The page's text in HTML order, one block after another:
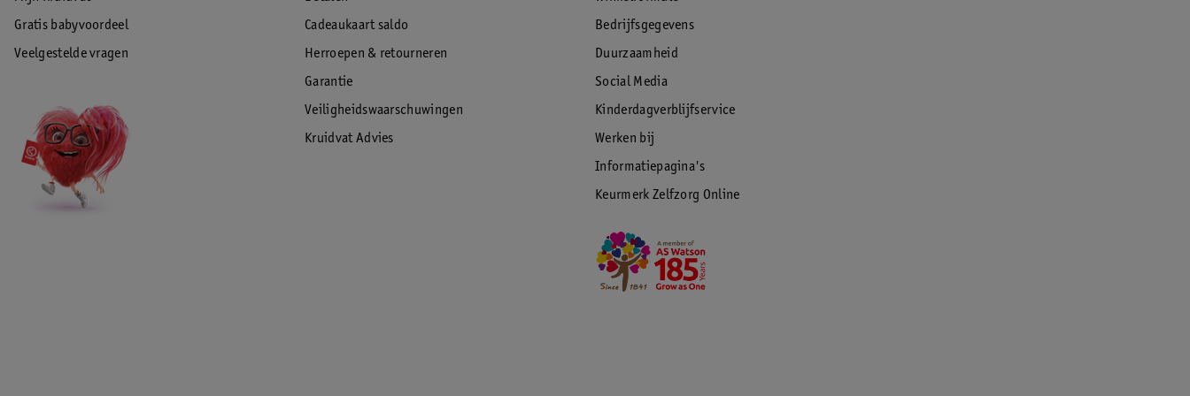
Gratis babyvoordeel
Veelgestelde vragen
Cadeaukaart saldo
Herroepen & retourneren
Garantie
Veiligheidswaarschuwingen
Kruidvat Advies
Bedrijfsgegevens
Duurzaamheid
Social Media
Kinderdagverblijfservice
Werken bij
Informatiepagina's
Keurmerk Zelfzorg Online